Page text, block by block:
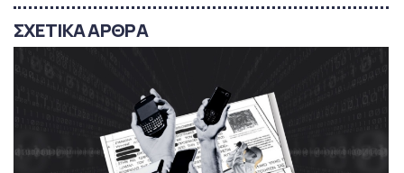
ΣΧΕΤΙΚΑ ΑΡΘΡΑ